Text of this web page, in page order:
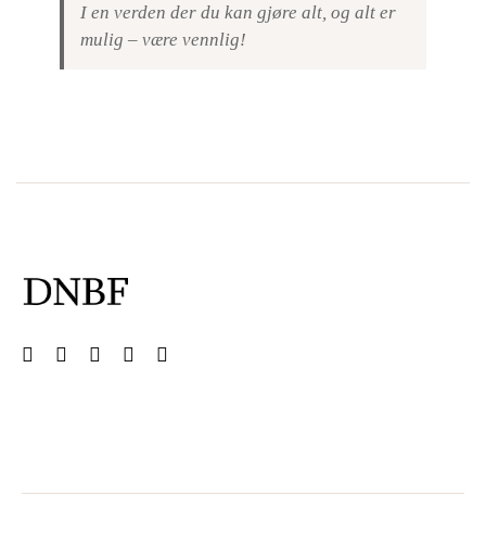
I en verden der du kan gjøre alt, og alt er
mulig – være vennlig!